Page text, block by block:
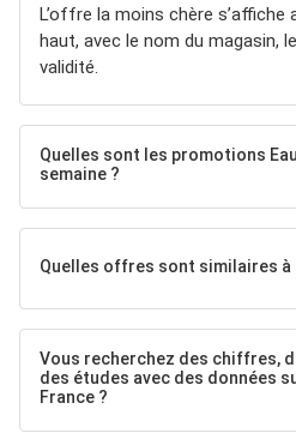
L’offre la moins chère
haut, avec le nom du magasin,
validité.
Quelles sont les promotions
semaine ?
Quelles offres sont similaires à
Vous recherchez des chiffres,
des études avec des données
France ?